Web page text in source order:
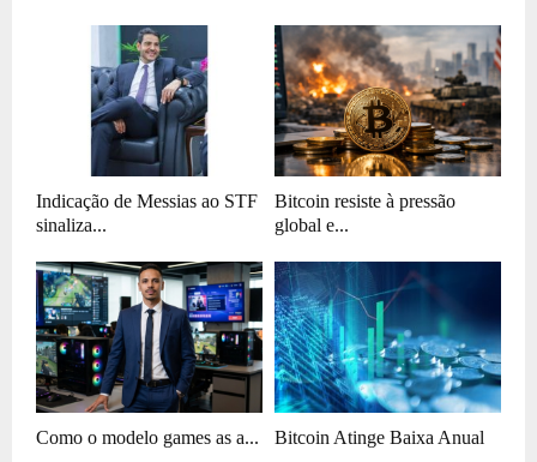
Indicação de Messias ao STF
sinaliza...
Bitcoin resiste à pressão
global e...
Como o modelo games as a... Bitcoin Atinge Baixa Anual